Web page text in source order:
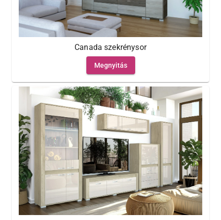
Canada szekrénysor
Megnyitás